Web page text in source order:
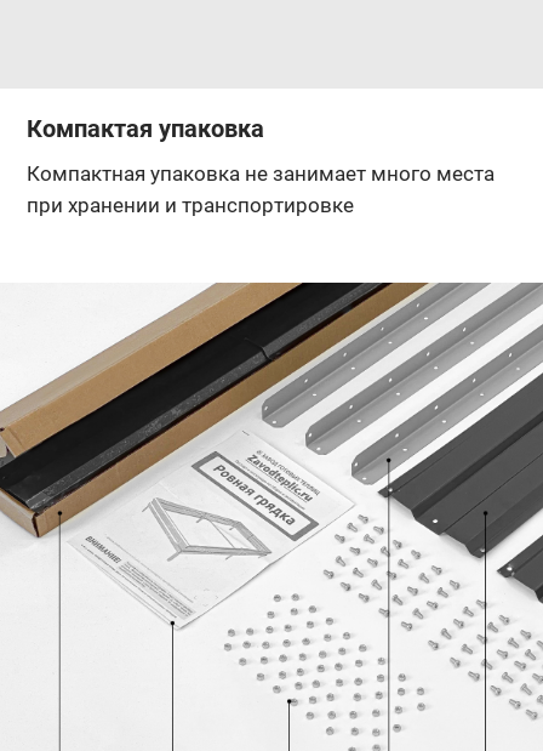
Компактая упаковка
Компактная упаковка не занимает много места
при хранении и транспортировке